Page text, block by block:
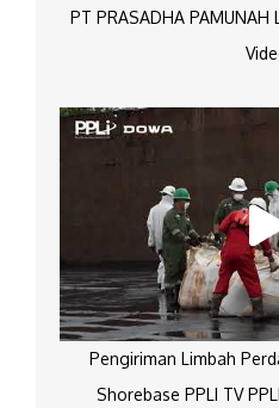
PT PRASADHA PAMUNAH
Pengiriman Limbah
Shorebase PPLI TV